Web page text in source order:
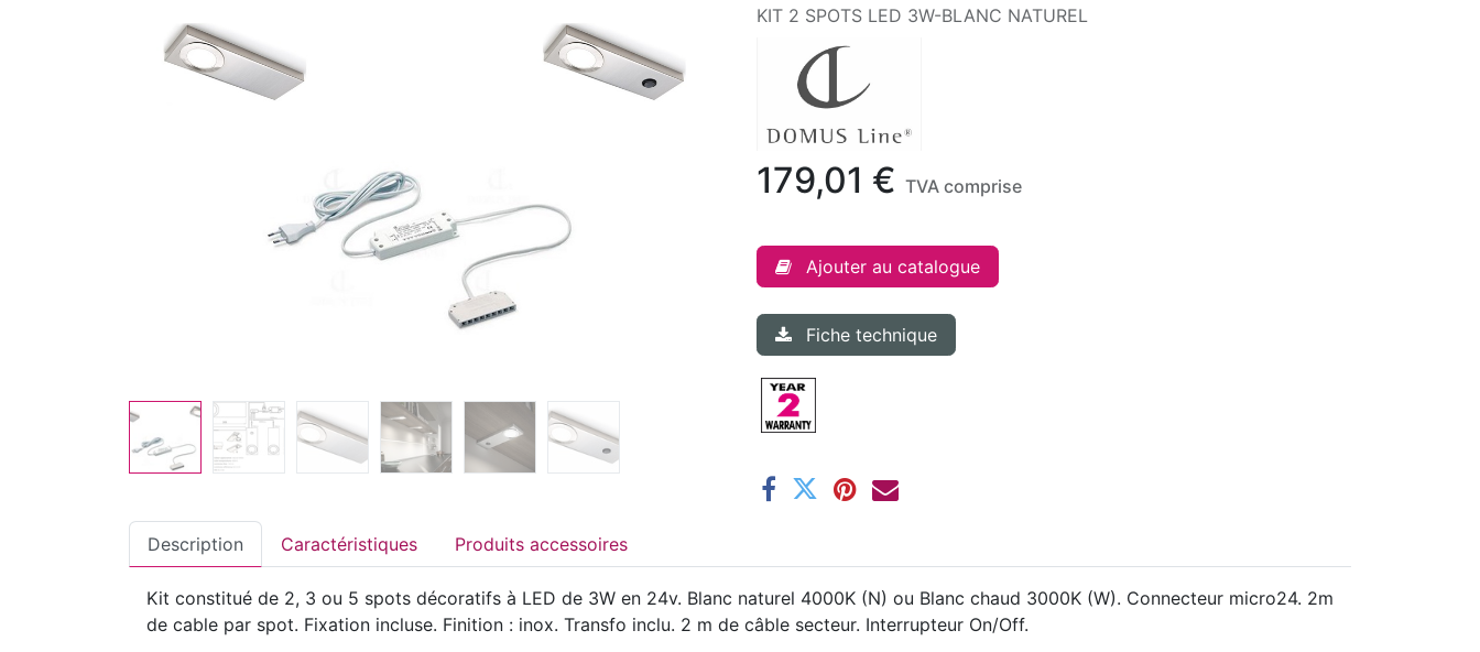
KIT 2 SPOTS LED 3W-BLANC NATUREL
179,01 € TVA comprise
Ajouter au catalogue
Fiche technique
Description Caractéristiques Produits accessoires
Kit constitué de 2, 3 ou 5 spots décoratifs à LED de 3W en 24v. Blanc naturel 4000K (N) ou Blanc chaud 3000K (W). Connecteur micro24. 2m
de cable par spot. Fixation incluse. Finition : inox. Transfo inclu. 2 m de câble secteur. Interrupteur On/Off.